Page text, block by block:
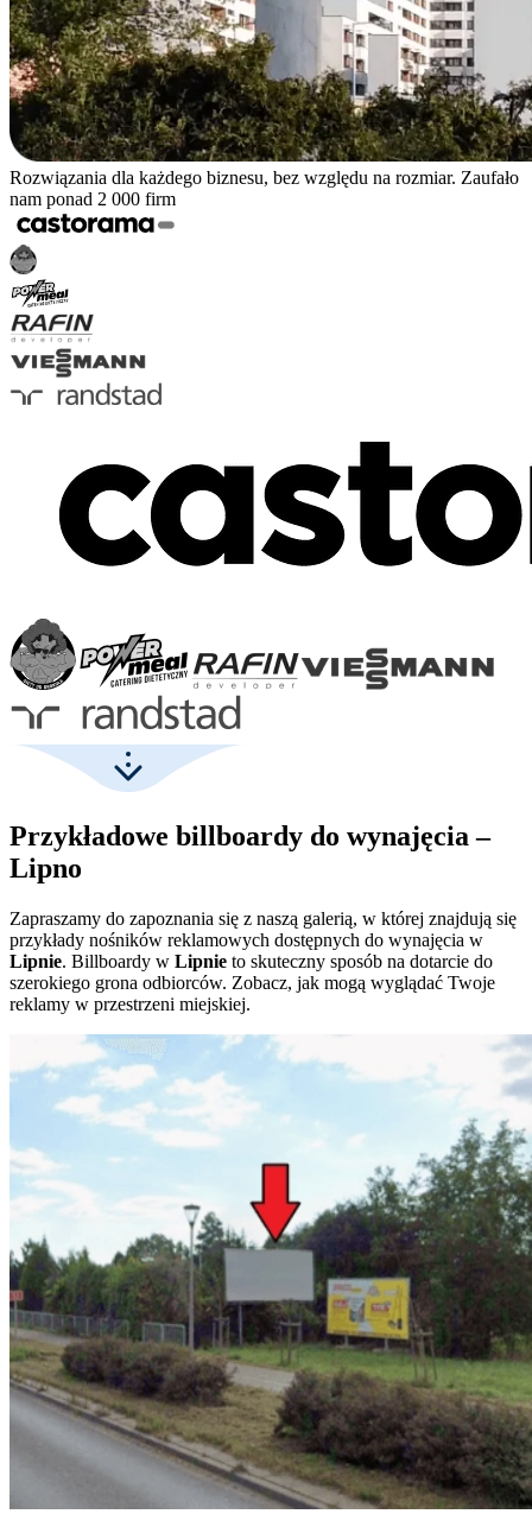
Rozwiązania dla każdego biznesu, bez względu na rozmiar. Zaufało
nam ponad 2 000 firm
Przykładowe billboardy do wynajęcia –
Lipno
Zapraszamy do zapoznania się z naszą galerią, w której znajdują się
przykłady nośników reklamowych dostępnych do wynajęcia w
Lipnie. Billboardy w Lipnie to skuteczny sposób na dotarcie do
szerokiego grona odbiorców. Zobacz, jak mogą wyglądać Twoje
reklamy w przestrzeni miejskiej.